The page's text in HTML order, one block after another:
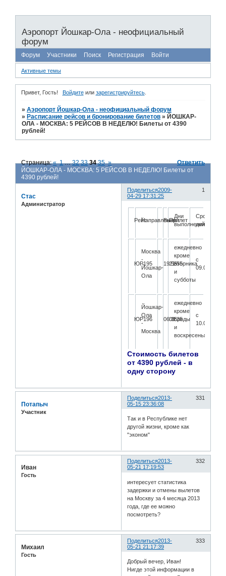
Аэропорт Йошкар-Ола - неофициальный
форум
Форум Участники Поиск Регистрация Войти
Активные темы
Привет, Гость! Войдитеили зарегистрируйтесь.
»Аэропорт Йошкар-Ола - неофициальный форум
» Расписание рейсов и бронирование билетов » ЙОШКАР-
ОЛА - МОСКВА: 5 РЕЙСОВ В НЕДЕЛЮ! Билеты от 4390
рублей!
ЙОШКАР-ОЛА - МОСКВА: 5 РЕЙСОВ В НЕДЕЛЮ! Билеты от
4390 рублей!
Страница:« 1 … 32 33 34 35 » Ответить
Поделиться 1
2009-
04-29 17:31:25
Стас
Администратор
РейсНаправление
Вылет
Прилет
Дни
выполнения
Срок
действия
ЮР195
Москва
-
Йошкар-
Ола
19:55
21:55
ежедневно
кроме
вторника
и
субботы
с
09.05.2014
ЮР196
Йошкар-
Ола
-
Москва
06:35
08:35
ежедневно
кроме
среды
и
воскресенья
с
10.05.2014
Стоимость билетов
от 4390 рублей - в
одну сторону
Поделиться 331
2013-
05-15 23:36:08
Потапыч
Участник
Так и в Республике нет
другой жизни, кроме как
"эконом"
Поделиться 332
2013-
05-21 17:19:53
Иван
Гость
интересует статистика
задержки и отмены вылетов
на Москву за 4 месяца 2013
года, где ее можно
посмотреть?
Поделиться 333
2013-
05-21 21:17:39
Михаил
Гость
Добрый вечер, Иван!
Нигде этой информации в